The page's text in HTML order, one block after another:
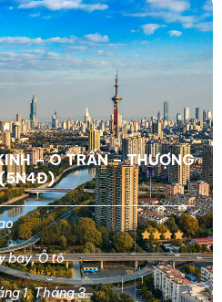
– Ô TRẤN – THƯỢNG
(5N4Đ)
bay,Ô tô
1,Tháng 3